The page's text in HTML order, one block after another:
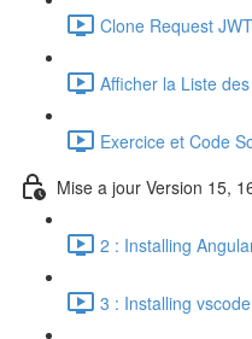
Clone Request
Afficher la Liste
Exercice et Code
Mise a jour Version 15,
2 : Installing
3 : Installing